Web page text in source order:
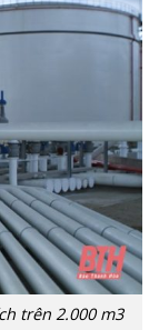
trên 2.000 m3